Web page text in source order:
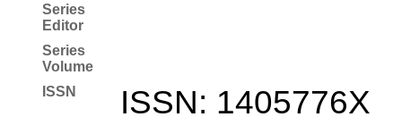
Series
Editor
Series
Volume
ISSN
ISSN: 1405­776X